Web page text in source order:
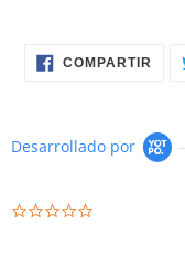
COMPARTIR
Desarrollado por